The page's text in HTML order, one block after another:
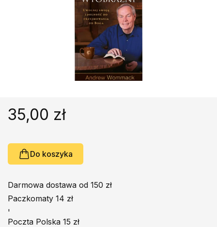
Książki obcojęzyczne
Poradniki, leksykony...
Podręczniki szkolne
Promocja
35,00 zł
Do koszyka
Darmowa dostawa od 150 zł
Paczkomaty 14 zł
'
Poczta Polska 15 zł